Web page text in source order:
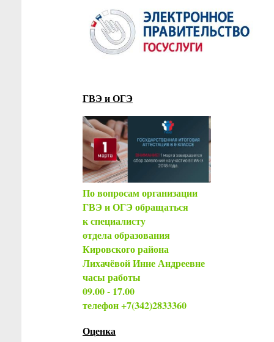
ГВЭ и ОГЭ
По вопросам организации
ГВЭ и ОГЭ обращаться
к специалисту
отдела образования
Кировского района
Лихачёвой Инне Андреевне
часы работы
09.00 - 17.00
телефон +7(342)2833360
Оценка